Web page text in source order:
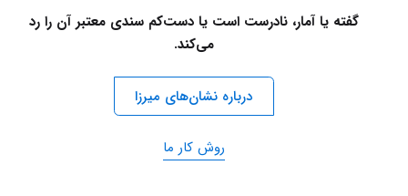
گفته یا آمار، نادرست است یا دست‌کم سندی معتبر آن را رد
می‌کند.
درباره نشان‌های میرزا
روش کار ما